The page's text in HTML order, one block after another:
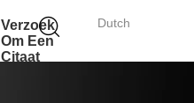
Dutch
Verzoek
Om Een
Citaat